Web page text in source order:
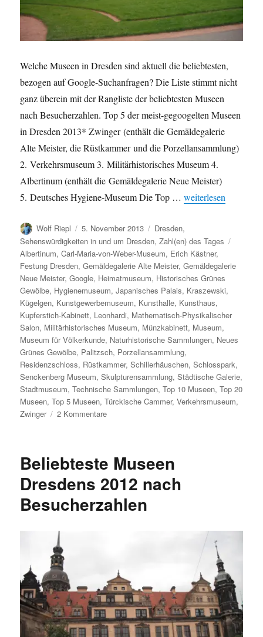
Welche Museen in Dresden sind aktuell die beliebtesten,
bezogen auf Google-Suchanfragen? Die Liste stimmt nicht
ganz überein mit der Rangliste der beliebtesten Museen
nach Besucherzahlen. Top 5 der meist-gegoogelten Museen
in Dresden 2013* Zwinger (enthält die Gemäldegalerie
Alte Meister, die Rüstkammer und die Porzellansammlung)
2. Verkehrsmuseum 3. Militärhistorisches Museum 4.
Albertinum (enthält die Gemäldegalerie Neue Meister)
5. Deutsches Hygiene-Museum Die Top …„Beliebteste
weiterlesen
Autor
Wolf Riepl
Veröffentlicht
am
5. November 2013 Kategorien
Dresden,
Sehenswürdigkeiten in und um Dresden,Zahl(en) des Tages
Albertinum,Carl-Maria-von-Weber-Museum, Erich Kästner,
Festung Dresden,Gemäldegalerie Alte Meister,Gemäldegalerie
Neue Meister,Google, Heimatmuseum, Historisches Grünes
Gewölbe, Hygienemuseum,Japanisches Palais, Kraszewski,
Kügelgen, Kunstgewerbemuseum, Kunsthalle, Kunsthaus,
Kupferstich-Kabinett, Leonhardi, Mathematisch-Physikalischer
Salon, Militärhistorisches Museum, Münzkabinett, Museum,
Museum für Völkerkunde, Naturhistorische Sammlungen, Neues
Grünes Gewölbe, Palitzsch, Porzellansammlung,
Residenzschloss, Rüstkammer,Schillerhäuschen,Schlosspark,
Senckenberg Museum,Skulpturensammlung,Städtische Galerie,
Stadtmuseum,Technische Sammlungen,Top 10 Museen,Top 20
Museen,Top 5 Museen,Türckische Cammer,Verkehrsmuseum,
Zwinger
2 Kommentarezu
2013
Google-
Suchanfragen
Beliebteste Museen
Dresdens 2012 nach
Besucherzahlen